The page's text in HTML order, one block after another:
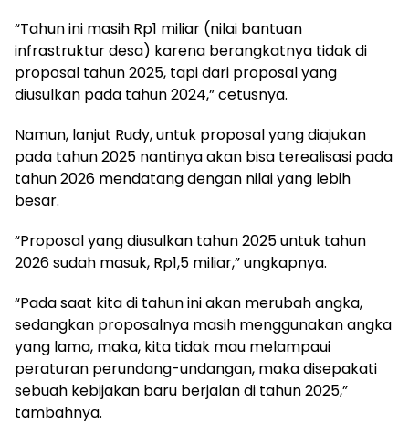
“Tahun ini masih Rp1 miliar (nilai bantuan
infrastruktur desa) karena berangkatnya tidak di
proposal tahun 2025, tapi dari proposal yang
diusulkan pada tahun 2024,” cetusnya.
Namun, lanjut Rudy, untuk proposal yang diajukan
pada tahun 2025 nantinya akan bisa terealisasi pada
tahun 2026 mendatang dengan nilai yang lebih
besar.
“Proposal yang diusulkan tahun 2025 untuk tahun
2026 sudah masuk, Rp1,5 miliar,” ungkapnya.
“Pada saat kita di tahun ini akan merubah angka,
sedangkan proposalnya masih menggunakan angka
yang lama, maka, kita tidak mau melampaui
peraturan perundang-undangan, maka disepakati
sebuah kebijakan baru berjalan di tahun 2025,”
tambahnya.